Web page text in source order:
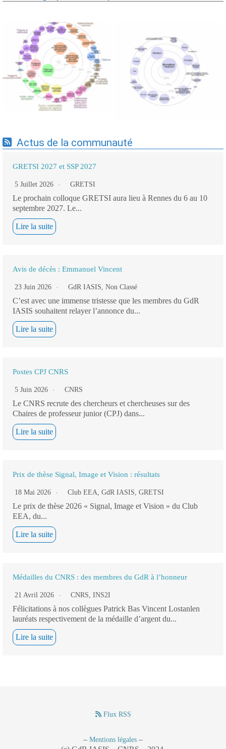
Expertises du GdR -
cartographie par Axes -
19/09/2025
Expertises du GdR -
cartographie par mots-clés
applicatifs - 19/09/2025
Actus de la communauté
GRETSI 2027 et SSP 2027
5 Juillet 2026 GRETSI
Le prochain colloque GRETSI aura lieu à Rennes du 6 au 10
septembre 2027. Le...
Lire la suite
Avis de décès : Emmanuel Vincent
23 Juin 2026 GdR IASIS, Non Classé
C’est avec une immense tristesse que les membres du GdR
IASIS souhaitent relayer l’annonce du...
Lire la suite
Postes CPJ CNRS
5 Juin 2026 CNRS
Le CNRS recrute des chercheurs et chercheuses sur des
Chaires de professeur junior (CPJ) dans...
Lire la suite
Prix de thèse Signal, Image et Vision : résultats
18 Mai 2026 Club EEA, GdR IASIS, GRETSI
Le prix de thèse 2026 « Signal, Image et Vision » du Club
EEA, du...
Lire la suite
Médailles du CNRS : des membres du GdR à l’honneur
21 Avril 2026 CNRS, INS2I
Félicitations à nos collègues Patrick Bas Vincent Lostanlen
lauréats respectivement de la médaille d’argent du...
Lire la suite
Flux RSS
– Mentions légales –